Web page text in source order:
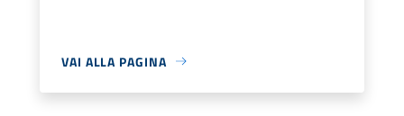
VAI ALLA PAGINA